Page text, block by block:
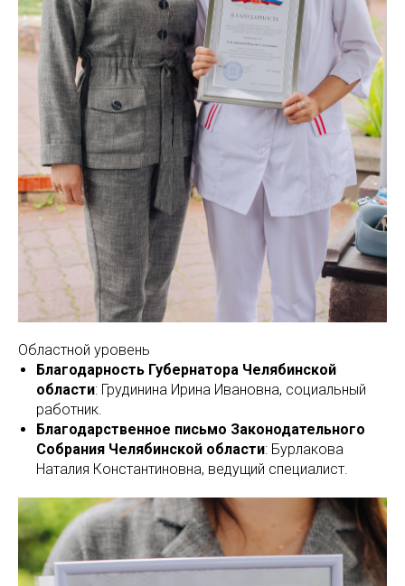
Областной уровень
Благодарность Губернатора Челябинской
области: Грудинина Ирина Ивановна, социальный
работник.
Благодарственное письмо Законодательного
Собрания Челябинской области: Бурлакова
Наталия Константиновна, ведущий специалист.